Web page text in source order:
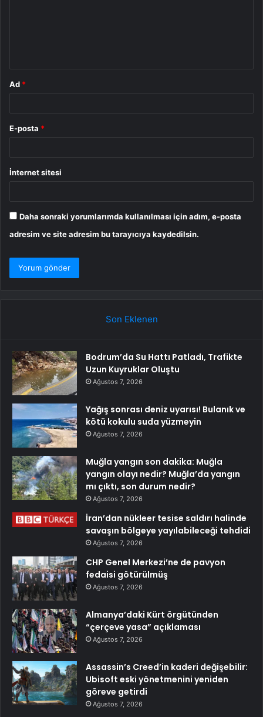
Ad *
E-posta *
İnternet sitesi
Daha sonraki yorumlarımda kullanılması için adım, e-posta
adresim ve site adresim bu tarayıcıya kaydedilsin.
Son Eklenen
Bodrum’da Su Hattı Patladı, Trafikte
Uzun Kuyruklar Oluştu
Ağustos 7, 2026
Yağış sonrası deniz uyarısı! Bulanık ve
kötü kokulu suda yüzmeyin
Ağustos 7, 2026
Muğla yangın son dakika: Muğla
yangın olayı nedir? Muğla’da yangın
mı çıktı, son durum nedir?
Ağustos 7, 2026
İran’dan nükleer tesise saldırı halinde
savaşın bölgeye yayılabileceği tehdidi
Ağustos 7, 2026
CHP Genel Merkezi’ne de pavyon
fedaisi götürülmüş
Ağustos 7, 2026
Almanya’daki Kürt örgütünden
“çerçeve yasa” açıklaması
Ağustos 7, 2026
Assassin’s Creed’in kaderi değişebilir:
Ubisoft eski yönetmenini yeniden
göreve getirdi
Ağustos 7, 2026